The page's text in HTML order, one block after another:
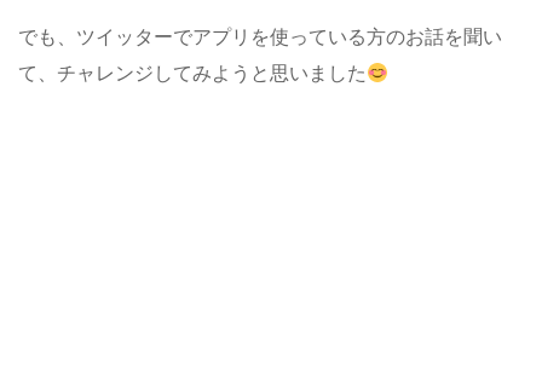
でも、ツイッターでアプリを使っている方のお話を聞い
て、チャレンジしてみようと思いました